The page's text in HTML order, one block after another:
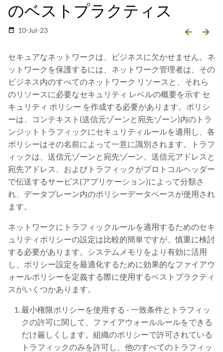
のベストプラクティス
date_range 10-Jul-23 arrow_backward arrow_forward
セキュアなネットワークは、ビジネスに欠かせません。ネ
ットワークを保護するには、ネットワーク管理者は、その
ビジネス内のすべてのネットワーク リソースと、それら
のリソースに必要なセキュリティ レベルの概要を示す セ
キュリティ ポリシー を作成する必要があります。ポリシ
ーは、コンテキスト(送信元ゾーンと宛先ゾーン)内のトラ
ンジットトラフィックにセキュリティルールを適用し、各
ポリシーはその名前によって一意に識別されます。トラフ
ィックは、送信元ゾーンと宛先ゾーン、送信元アドレスと
宛先アドレス、およびトラフィックがプロトコルヘッダー
で伝送するサービス(アプリケーション)によって分類さ
れ、データプレーン内のポリシーデータベースが使用され
ます。
ネットワークにトラフィックルールを適用するためのセキ
ュリティポリシーの設定は比較的簡単ですが、慎重に検討
する必要があります。システムメモリをより有効に活用
し、ポリシー設定を最適化するために効果的なファイアウ
ォールポリシーを定義する際に使用するベストプラクティ
スがいくつかあります。
最小権限ポリシーを使用する - 一致条件とトラフィッ
クの許可に関して、ファイアウォールルールをできる
だけ厳しくします。組織のポリシーで許可されている
トラフィックのみを許可し、他のすべてのトラフィッ